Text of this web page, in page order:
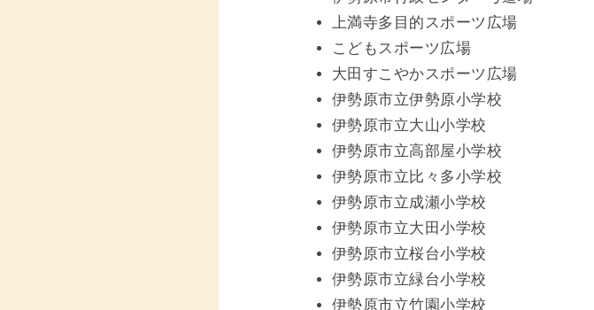
上満寺多目的スポーツ広場
こどもスポーツ広場
大田すこやかスポーツ広場
伊勢原市立伊勢原小学校
伊勢原市立大山小学校
伊勢原市立高部屋小学校
伊勢原市立比々多小学校
伊勢原市立成瀬小学校
伊勢原市立大田小学校
伊勢原市立桜台小学校
伊勢原市立緑台小学校
伊勢原市立竹園小学校